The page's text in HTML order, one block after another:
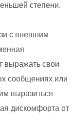
степени.
с внешним
выражать свои
сообщениях или
выразиться
дискомфорта от